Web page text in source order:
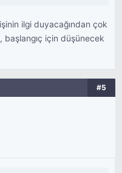
ilgi duyacağından çok
başlangıç için düşünecek
#5